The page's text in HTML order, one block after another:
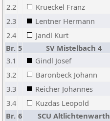
2.2 Krueckel Franz
2.3
Lentner Hermann
2.4
Jandl Kurt
Br. 5 SV Mistelbach 4
3.1
Gindl Josef
3.2
Baronbeck Johann
3.3
Reicher Johannes
3.4
Kuzdas Leopold
Br. 6 SCU Altlichtenwarth